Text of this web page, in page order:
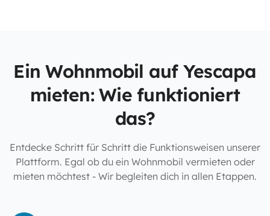
Ein Wohnmobil auf Yescapa
mieten: Wie funktioniert
das?
Entdecke Schritt für Schritt die Funktionsweisen unserer
Plattform. Egal ob du ein Wohnmobil vermieten oder
mieten möchtest - Wir begleiten dich in allen Etappen.